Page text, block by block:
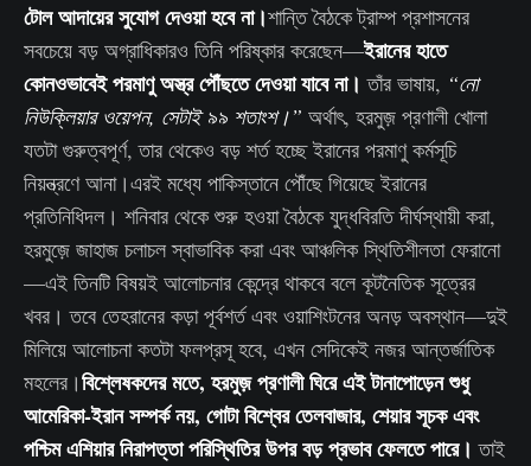
টোল আদায়ের সুযোগ দেওয়া হবে না।শান্তি বৈঠকে ট্রাম্প প্রশাসনের
সবচেয়ে বড় অগ্রাধিকারও তিনি পরিষ্কার করেছেন—ইরানের হাতে
কোনওভাবেই পরমাণু অস্ত্র পৌঁছতে দেওয়া যাবে না। তাঁর ভাষায়, “নো
নিউক্লিয়ার ওয়েপন, সেটাই ৯৯ শতাংশ।” অর্থাৎ, হরমুজ় প্রণালী খোলা
যতটা গুরুত্বপূর্ণ, তার থেকেও বড় শর্ত হচ্ছে ইরানের পরমাণু কর্মসূচি
নিয়ন্ত্রণে আনা।এরই মধ্যে পাকিস্তানে পৌঁছে গিয়েছে ইরানের
প্রতিনিধিদল। শনিবার থেকে শুরু হওয়া বৈঠকে যুদ্ধবিরতি দীর্ঘস্থায়ী করা,
হরমুজ়ে জাহাজ চলাচল স্বাভাবিক করা এবং আঞ্চলিক স্থিতিশীলতা ফেরানো
—এই তিনটি বিষয়ই আলোচনার কেন্দ্রে থাকবে বলে কূটনৈতিক সূত্রের
খবর। তবে তেহরানের কড়া পূর্বশর্ত এবং ওয়াশিংটনের অনড় অবস্থান—দুই
মিলিয়ে আলোচনা কতটা ফলপ্রসূ হবে, এখন সেদিকেই নজর আন্তর্জাতিক
মহলের।বিশ্লেষকদের মতে, হরমুজ় প্রণালী ঘিরে এই টানাপোড়েন শুধু
আমেরিকা-ইরান সম্পর্ক নয়, গোটা বিশ্বের তেলবাজার, শেয়ার সূচক এবং
পশ্চিম এশিয়ার নিরাপত্তা পরিস্থিতির উপর বড় প্রভাব ফেলতে পারে। তাই